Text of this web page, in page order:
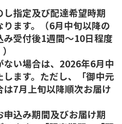
指定及び配達希望時期
ます。（6月中旬以降の
受付後1週間～10日程度
い場合は、2026年6月中
ます。ただし、「御中元
7月上旬以降順次お届け
込み期間及びお届け期